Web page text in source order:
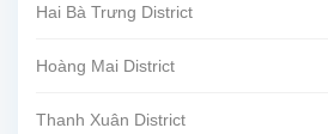
Hai Bà Trưng District
Hoàng Mai District
Thanh Xuân District